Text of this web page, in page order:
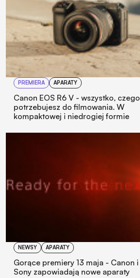
PREMIERA APARATY
Canon EOS R6 V - wszystko, czego
potrzebujesz do filmowania. W
kompaktowej i niedrogiej formie
NEWSY APARATY
Gorące premiery 13 maja - Canon i
Sony zapowiadają nowe aparaty